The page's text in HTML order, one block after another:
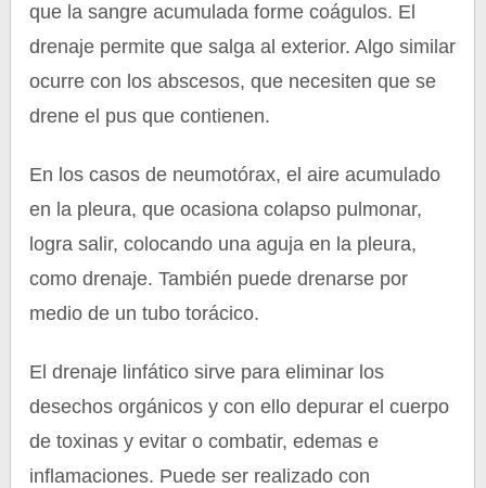
que la sangre acumulada forme coágulos. El
drenaje permite que salga al exterior. Algo similar
ocurre con los abscesos, que necesiten que se
drene el pus que contienen.
En los casos de neumotórax, el aire acumulado
en la pleura, que ocasiona colapso pulmonar,
logra salir, colocando una aguja en la pleura,
como drenaje. También puede drenarse por
medio de un tubo torácico.
El drenaje linfático sirve para eliminar los
desechos orgánicos y con ello depurar el cuerpo
de toxinas y evitar o combatir, edemas e
inflamaciones. Puede ser realizado con